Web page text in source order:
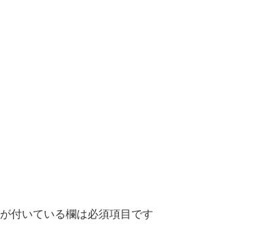
が付いている欄は必須項目です